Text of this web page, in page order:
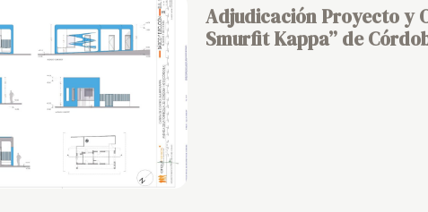
Adjudicación Proyecto y
Smurfit Kappa” de